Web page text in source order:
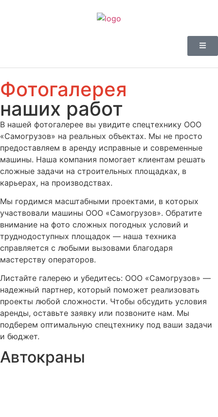
Фотогалерея
наших работ
В нашей фотогалерее вы увидите спецтехнику ООО
«Самогрузов» на реальных объектах. Мы не просто
предоставляем в аренду исправные и современные
машины. Наша компания помогает клиентам решать
сложные задачи на строительных площадках, в
карьерах, на производствах.
Мы гордимся масштабными проектами, в которых
участвовали машины ООО «Самогрузов». Обратите
внимание на фото сложных погодных условий и
труднодоступных площадок — наша техника
справляется с любыми вызовами благодаря
мастерству операторов.
Листайте галерею и убедитесь: ООО «Самогрузов» —
надежный партнер, который поможет реализовать
проекты любой сложности. Чтобы обсудить условия
аренды, оставьте заявку или позвоните нам. Мы
подберем оптимальную спецтехнику под ваши задачи
и бюджет.
Автокраны